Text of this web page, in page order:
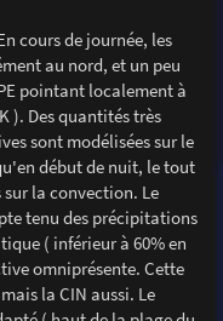
cours de journée, les
au nord, et un peu
pointant localement à
). Des quantités très
sont modélisées sur le
début de nuit, le tout
la convection. Le
tenu des précipitations
( inférieur à 60% en
omniprésente. Cette
la CIN aussi. Le